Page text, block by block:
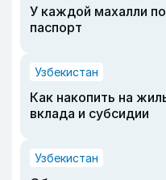
У каждой махалли
паспорт
Узбекистан
Как накопить на
вклада и субсидии
Узбекистан